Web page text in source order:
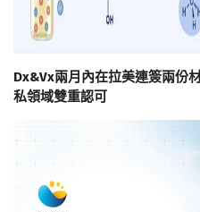
Dx&Vx兩月內在拉美連簽兩份
私領域雙重認可